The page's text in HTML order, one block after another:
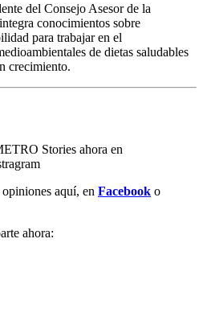
del Consejo Asesor de la
conocimientos sobre
para trabajar en el
de dietas saludables
crecimiento.
aquí, en Facebook o
ahora: